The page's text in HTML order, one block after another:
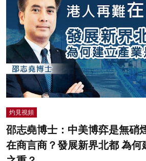
灼見視頻
邵志堯博士：中美博弈是無硝
在商言商？發展新界北都 為何